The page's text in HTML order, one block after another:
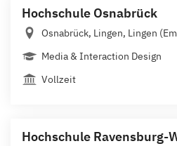
Hochschule Osnabrück
Osnabrück, Lingen, Lingen
Media & Interaction Design
Vollzeit
Hochschule Ravensburg-